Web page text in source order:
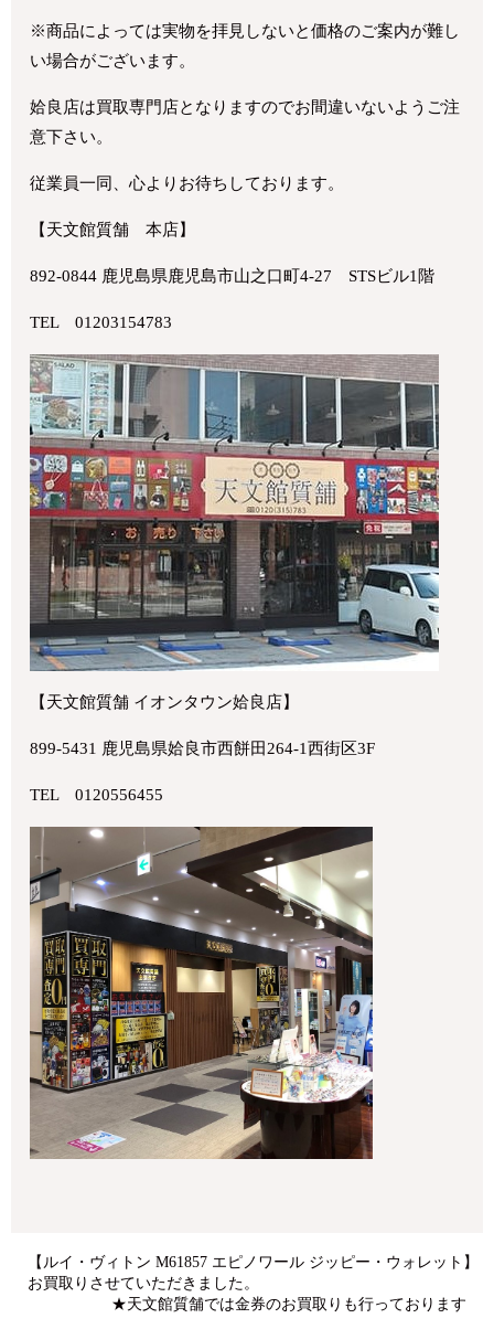
※商品によっては実物を拝見しないと価格のご案内が難し
い場合がございます。
姶良店は買取専門店となりますのでお間違いないようご注
意下さい。
従業員一同、心よりお待ちしております。
【天文館質舗 本店】
892-0844 鹿児島県鹿児島市山之口町4-27 STSビル1階
TEL 01203154783
【天文館質舗 イオンタウン姶良店】
899-5431 鹿児島県姶良市西餅田264-1西街区3F
TEL 0120556455
【ルイ・ヴィトン M61857 エピノワール ジッピー・ウォレット】
お買取りさせていただきました。
★天文館質舗では金券のお買取りも行っております